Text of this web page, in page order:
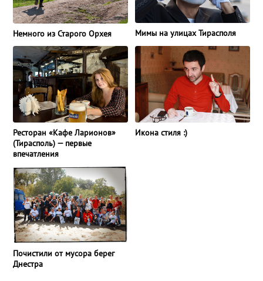
Немного из Старого Орхея Мимы на улицах Тирасполя
Ресторан «Кафе Ларионов»
(Тирасполь) — первые
впечатления
Икона стиля :)
Почистили от мусора берег
Днестра